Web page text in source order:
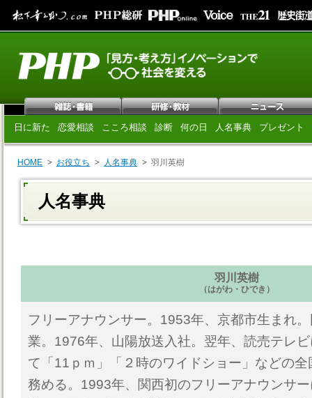
日に新た 恋愛相談 こころ相談 診断 何の日 人名事典 プレゼント
HOME お役立ち 人名事典 羽川英樹
人名事典
羽川英樹
（はがわ・ひでき）
フリーアナウンサー。1953年、京都市生まれ
業。1976年、山陽放送入社。翌年、読売テレ
て「11ｐｍ」「２時のワイドショー」などの
務める。1993年、関西初のフリーアナウンサ